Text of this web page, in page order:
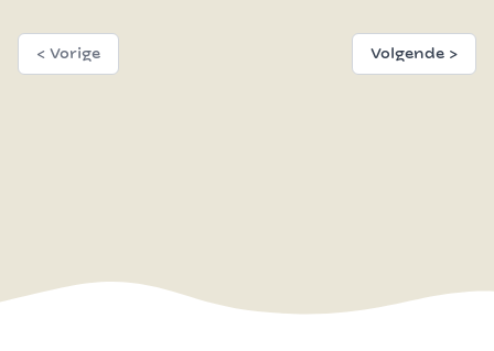
< Vorige Volgende >